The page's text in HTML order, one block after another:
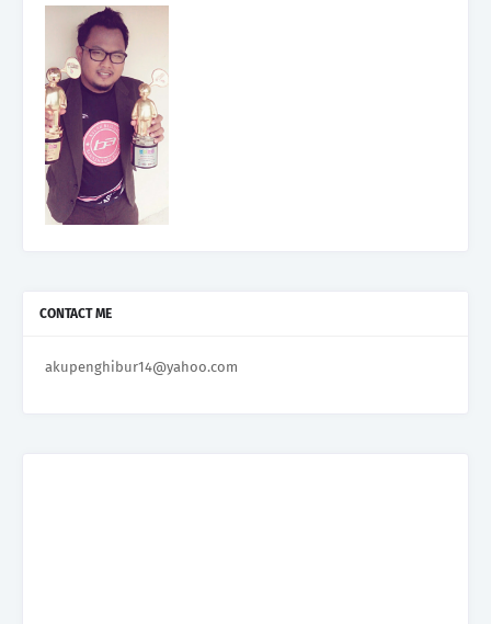
CONTACT ME
akupenghibur14@yahoo.com